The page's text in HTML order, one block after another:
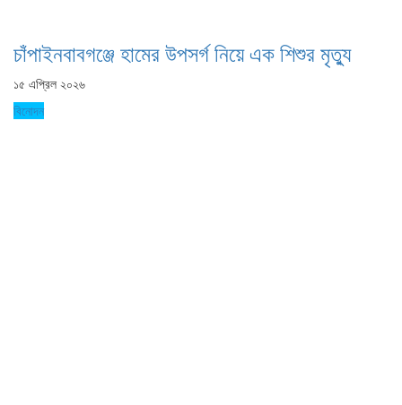
চাঁপাইনবাবগঞ্জে হামের উপসর্গ নিয়ে এক শিশুর মৃত্যু
১৫ এপ্রিল ২০২৬
বিনোদন